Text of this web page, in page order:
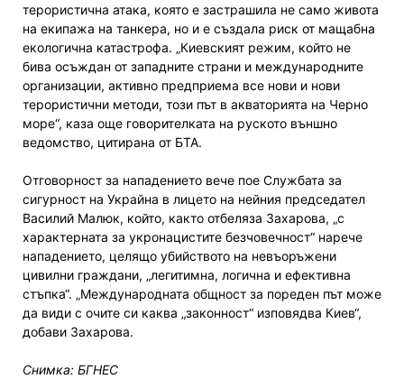
терористична атака, която е застрашила не само живота
на екипажа на танкера, но и е създала риск от мащабна
екологична катастрофа. „Киевският режим, който не
бива осъждан от западните страни и международните
организации, активно предприема все нови и нови
терористични методи, този път в акваторията на Черно
море“, каза още говорителката на руското външно
ведомство, цитирана от БТА.
Отговорност за нападението вече пое Службата за
сигурност на Украйна в лицето на нейния председател
Василий Малюк, който, както отбеляза Захарова, „с
характерната за укронацистите безчовечност“ нарече
нападението, целящо убийството на невъоръжени
цивилни граждани, „легитимна, логична и ефективна
стъпка“. „Международната общност за пореден път може
да види с очите си каква „законност“ изповядва Киев“,
добави Захарова.
Снимка: БГНЕС